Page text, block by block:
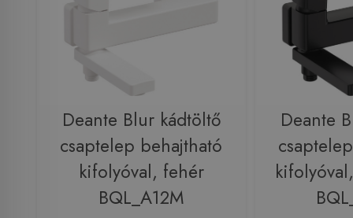
Deante Blur kádtöltő
csaptelep behajtható
kifolyóval, fehér
BQL_A12M
Deante